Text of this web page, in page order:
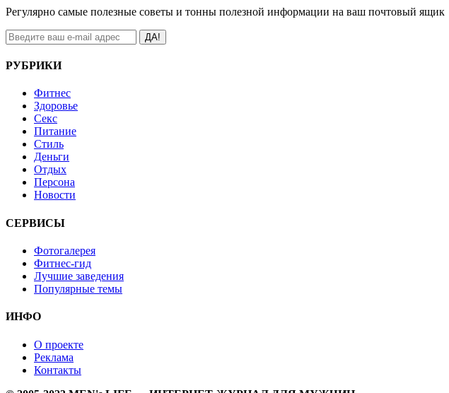
Регулярно самые полезные советы и тонны полезной информации на ваш почтовый ящик
ДА!
РУБРИКИ
Фитнес
Здоровье
Секс
Питание
Стиль
Деньги
Отдых
Персона
Новости
СЕРВИСЫ
Фотогалерея
Фитнес-гид
Лучшие заведения
Популярные темы
ИНФО
О проекте
Реклама
Контакты